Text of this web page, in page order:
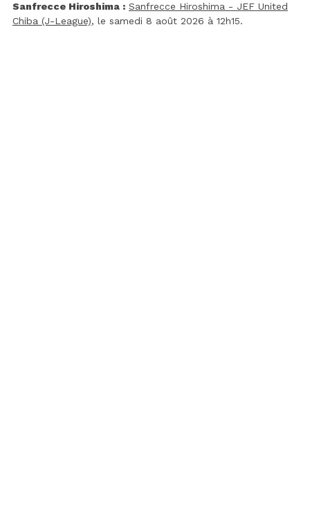
Sanfrecce Hiroshima : Sanfrecce Hiroshima - JEF United
Chiba (J-League), le samedi 8 août 2026 à 12h15.